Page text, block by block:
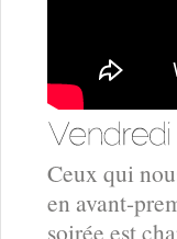
Ceux qui
en avant-
soirée est